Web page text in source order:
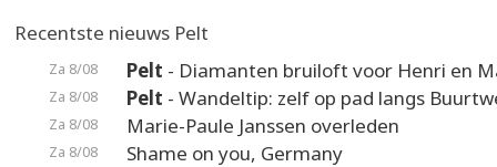
Recentste nieuws Pelt
Za 8/08 Pelt - Diamanten bruiloft voor Henri en
Za 8/08 Pelt - Wandeltip: zelf op pad langs
Za 8/08 Marie-Paule Janssen overleden
Za 8/08 Shame on you, Germany